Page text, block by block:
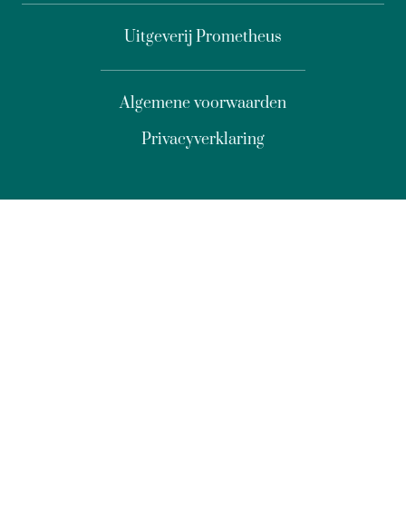
Uitgeverij Prometheus
Privacyverklaring
Algemene voorwaarden